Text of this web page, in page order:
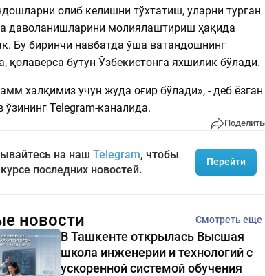
олиб келишни тўхтатиш, уларни турган
даволанишларини молиялаштириш ҳақида
Бу биринчи навбатда ўша ватандошнинг
қолаверса бутун Ўзбекистонга яхшилик бўлади.
халқимиз учун жуда оғир бўлади», - деб ёзган
Telegram-каналида.
на наш Telegram, чтобы
последних новостей.
Перейти
новости Смотреть еще
В Ташкенте открылась Высшая
школа инженерии и технологий с
ускоренной системой обучения